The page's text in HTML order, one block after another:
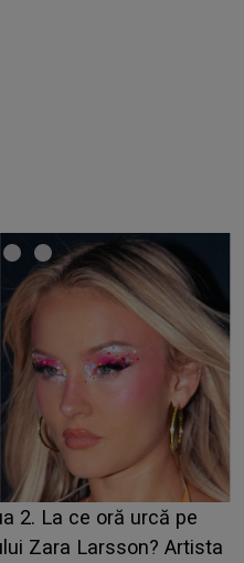
din "Casa Iubirii" l-a
CINE ESTE